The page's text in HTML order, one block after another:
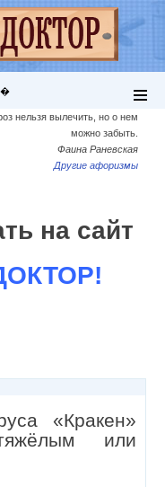
нельзя вылечить, но о нем
можно забыть.
Фаина Раневская
Другие афоризмы
на сайт
«Кракен»
или